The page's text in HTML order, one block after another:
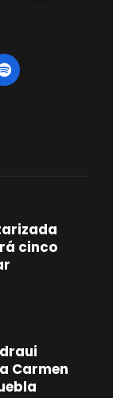
cinco
Carmen